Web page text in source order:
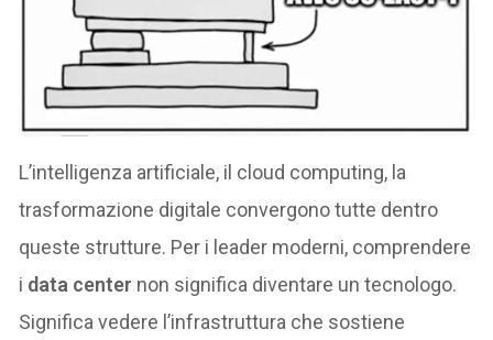
L’intelligenza artificiale, il cloud computing, la
trasformazione digitale convergono tutte dentro
queste strutture. Per i leader moderni, comprendere
i data center non significa diventare un tecnologo.
Significa vedere l’infrastruttura che sostiene